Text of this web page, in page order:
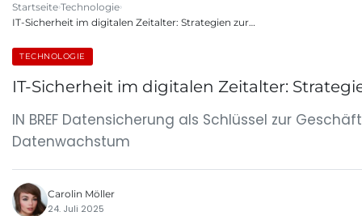
Startseite Technologie
IT-Sicherheit im digitalen Zeitalter: Strategien zur…
TECHNOLOGIE
IT-Sicherheit im digitalen Zeitalter:
IN BREF Datensicherung als Schlüssel zur
Datenwachstum
Carolin Möller
24. Juli 2025